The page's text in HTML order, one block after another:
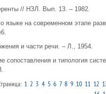
// НЗЛ. Вып. 13. – 1982.
на современном этапе
и части речи. – Л., 1954.
сопоставления и типология
1 2 3 4 5 6 7 8 9 10 11 12